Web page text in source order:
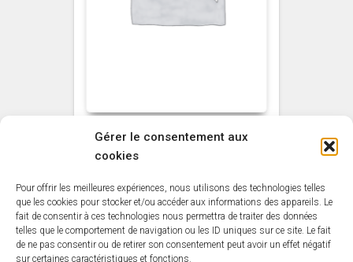
Gérer le consentement aux
cookies
Pour offrir les meilleures expériences, nous utilisons des technologies telles
que les cookies pour stocker et/ou accéder aux informations des appareils. Le
fait de consentir à ces technologies nous permettra de traiter des données
telles que le comportement de navigation ou les ID uniques sur ce site. Le fait
de ne pas consentir ou de retirer son consentement peut avoir un effet négatif
sur certaines caractéristiques et fonctions.
NON CLASSÉ
Vernis Total Resist’
sans odeur MAULER
Aspect Cire Incolore
1L
35,79€